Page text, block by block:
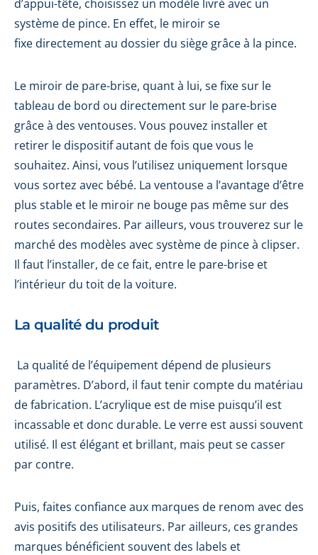
d’appui-tête, choisissez un modèle livré avec un
système de pince. En effet, le miroir se
fixe directement au dossier du siège grâce à la pince.
Le miroir de pare-brise, quant à lui, se fixe sur le
tableau de bord ou directement sur le pare-brise
grâce à des ventouses. Vous pouvez installer et
retirer le dispositif autant de fois que vous le
souhaitez. Ainsi, vous l’utilisez uniquement lorsque
vous sortez avec bébé. La ventouse a l’avantage d’être
plus stable et le miroir ne bouge pas même sur des
routes secondaires. Par ailleurs, vous trouverez sur le
marché des modèles avec système de pince à clipser.
Il faut l’installer, de ce fait, entre le pare-brise et
l’intérieur du toit de la voiture.
La qualité du produit
La qualité de l’équipement dépend de plusieurs
paramètres. D’abord, il faut tenir compte du matériau
de fabrication. L’acrylique est de mise puisqu’il est
incassable et donc durable. Le verre est aussi souvent
utilisé. Il est élégant et brillant, mais peut se casser
par contre.
Puis, faites confiance aux marques de renom avec des
avis positifs des utilisateurs. Par ailleurs, ces grandes
marques bénéficient souvent des labels et